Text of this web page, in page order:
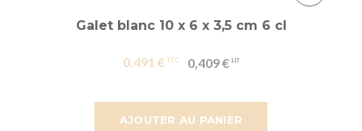
AJOUTER AU PANIER
Galet blanc 10 x 6 x 3,5 cm 6 cl
0,491 € 0,409 €